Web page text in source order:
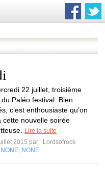
22 juillet, troisième
Paléo festival. Bien
c’est enthousiaste qu’on
cette nouvelle soirée
Lire la suite
2015 par
Lordsofrock
NONE NONE